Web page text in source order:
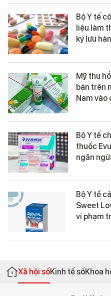
Bộ Y tế
liệu làm
ký lưu
Mỹ thu
bán trên
Nam vào
Bộ Y tế
thuốc
ngăn
Bộ Y tế
Sweet
vi phạm
Xã hội sốKinh tế sốKhoa